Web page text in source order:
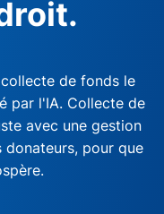
de fonds le
par l'IA. Collecte de
avec une gestion
donateurs, pour que